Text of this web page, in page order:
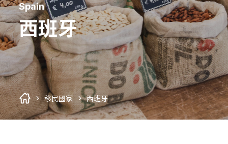
移民國家
所有移民國家列表
第二國護照
外僑學校
美國
加拿大
關於我們
您的代辦首選
關於大都會
企業專訪
移居研究室
所有移居研究室列表
美國概述
最新消息
西班牙
Spain
移民國家 西班牙